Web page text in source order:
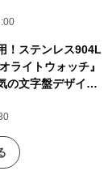
！ステンレス904L
ライトウォッチ』
の文字盤デザイン
(金)から再販開